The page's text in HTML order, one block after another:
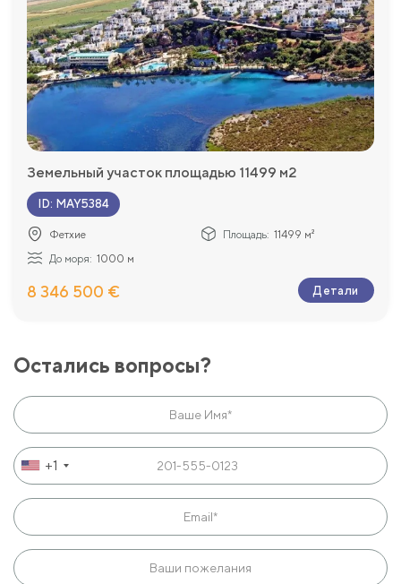
Земельный участок площадью 11499 м2
ID: MAY5384
Фетхие Площадь: 11499 м²
До моря: 1000 м
8 346 500 € Детали
Остались вопросы?
+1